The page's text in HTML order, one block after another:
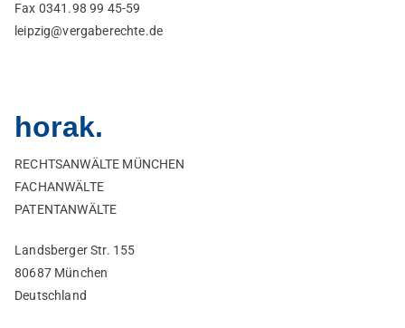
Fax 0341.98 99 45-59
leipzig@vergaberechte.de
horak.
RECHTSANWÄLTE MÜNCHEN
FACHANWÄLTE
PATENTANWÄLTE
Landsberger Str. 155
80687 München
Deutschland